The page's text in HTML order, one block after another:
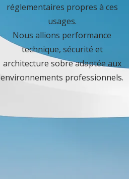
réglementaires propres à ces
usages.
Nous allions performance
technique, sécurité et
architecture sobre adaptée aux
environnements professionnels.